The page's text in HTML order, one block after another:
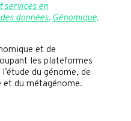
services en
données, Génomique,
et de
les plateformes
du génome, de
et du métagénome.